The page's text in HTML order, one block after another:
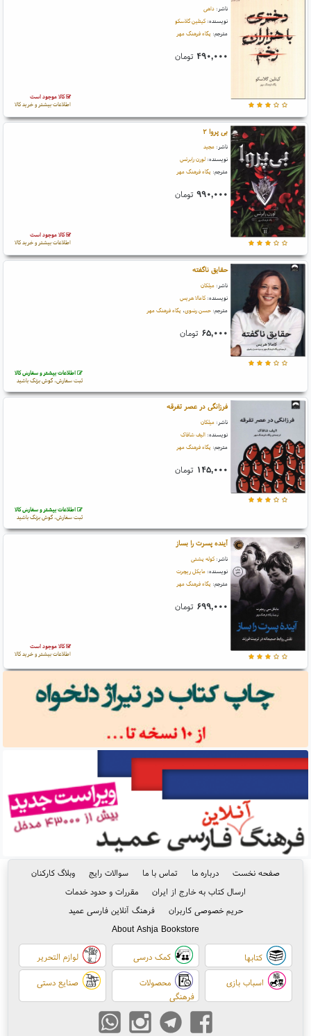
ناشر: داهی
نویسنده: کیتلین گلاسکو
مترجم: پگاه فرهنگ مهر
۴۹۰,۰۰۰ تومان
کالا موجود است
اطلاعات بیشتر و خرید کالا
بی پروا ۲
ناشر: مجید
نویسنده: لورن رابرتس
مترجم: پگاه فرهنگ مهر
۹۹۰,۰۰۰ تومان
کالا موجود است
اطلاعات بیشتر و خرید کالا
حقایق ناگفته
ناشر: میلکان
نویسنده: کامالا هریس
مترجم: حسن رضوی، پگاه فرهنگ مهر
۶۵,۰۰۰ تومان
اطلاعات بیشتر و سفارش کالا
ثبت سفارش، گوش بزنگ باشید
فرزانگی در عصر تفرقه
ناشر: میلکان
نویسنده: الیف شافاک
مترجم: پگاه فرهنگ مهر
۱۴۵,۰۰۰ تومان
اطلاعات بیشتر و سفارش کالا
ثبت سفارش، گوش بزنگ باشید
آینده پسرت را بساز
ناشر: کوله پشتی
نویسنده: مایکل ریچرت
مترجم: پگاه فرهنگ مهر
۶۹۹,۰۰۰ تومان
کالا موجود است
اطلاعات بیشتر و خرید کالا
صفحه نخست درباره ما تماس با ما سوالات رایج
وبلاگ کارکنان
ارسال کتاب به خارج از ایران
مقررات و حدود خدمات
حریم خصوصی کاربران
فرهنگ آنلاین فارسی عمید
About Ashja Bookstore
کتابها کمک درسی لوازم التحریر
اسباب بازی
محصولات
فرهنگی
صنایع دستی